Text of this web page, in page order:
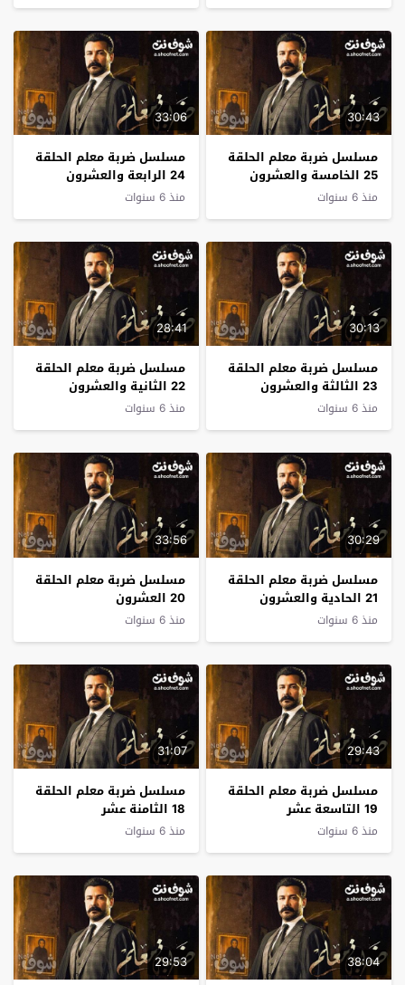
30:43
مسلسل ضربة معلم الحلقة
25 الخامسة والعشرون
منذ 6 سنوات
33:06
مسلسل ضربة معلم الحلقة
24 الرابعة والعشرون
منذ 6 سنوات
30:13
مسلسل ضربة معلم الحلقة
23 الثالثة والعشرون
منذ 6 سنوات
28:41
مسلسل ضربة معلم الحلقة
22 الثانية والعشرون
منذ 6 سنوات
30:29
مسلسل ضربة معلم الحلقة
21 الحادية والعشرون
منذ 6 سنوات
33:56
مسلسل ضربة معلم الحلقة
20 العشرون
منذ 6 سنوات
29:43
مسلسل ضربة معلم الحلقة
19 التاسعة عشر
منذ 6 سنوات
31:07
مسلسل ضربة معلم الحلقة
18 الثامنة عشر
منذ 6 سنوات
38:04
29:53